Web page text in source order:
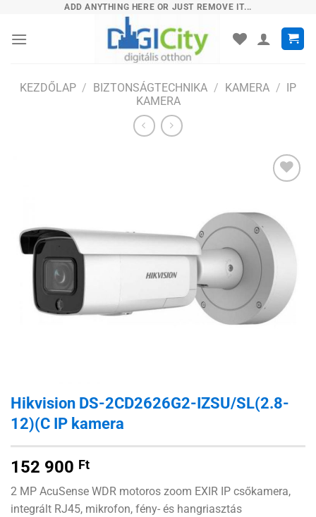
content
ADD ANYTHING HERE OR JUST REMOVE IT...
KEZDŐLAP / BIZTONSÁGTECHNIKA / KAMERA / IP
KAMERA
a
kívánságlistához
Hikvision DS-2CD2626G2-IZSU/SL(2.8-
12)(C IP kamera
152 900 Ft
2 MP AcuSense WDR motoros zoom EXIR IP csőkamera,
integrált RJ45, mikrofon, fény- és hangriasztás